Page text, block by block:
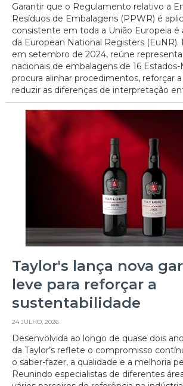
Garantir que o Regulamento relativo a
Resíduos de Embalagens (PPWR) é
consistente em toda a União Europeia é
da European National Registers (EuNR).
em setembro de 2024, reúne
nacionais de embalagens de 16
procura alinhar procedimentos, reforçar
reduzir as diferenças de interpretação
Taylor's lança nova
leve para reforçar a
sustentabilidade
24 JULHO, 2026
Desenvolvida ao longo de quase dois
da Taylor’s reflete o compromisso
o saber-fazer, a qualidade e a melhoria
Reunindo especialistas de diferentes